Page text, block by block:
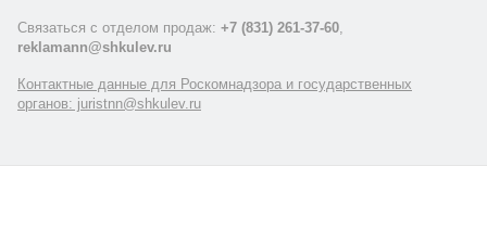
Связаться с отделом продаж: +7 (831) 261-37-60,
reklamann@shkulev.ru
Контактные данные для Роскомнадзора и государственных
органов: juristnn@shkulev.ru